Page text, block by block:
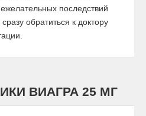
последствий
обратиться к доктору
ВИАГРА 25 МГ